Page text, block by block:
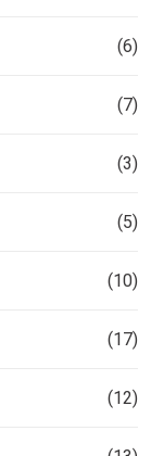
(6)
(7)
(3)
(5)
(10)
(17)
(12)